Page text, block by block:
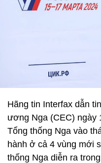
Hãng tin Interfax dẫn
ương Nga (CEC) ngày
Tổng thống Nga vào
hành ở cả 4 vùng mới
thống Nga diễn ra